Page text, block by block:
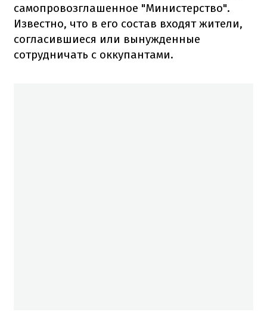
самопровозглашенное "Министерство".
Известно, что в его состав входят жители,
согласившиеся или вынужденные
сотрудничать с оккупантами.